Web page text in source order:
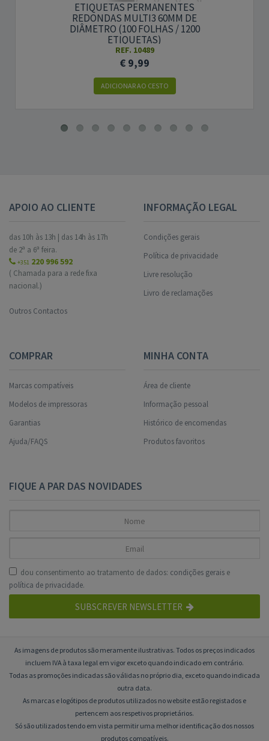
ETIQUETAS PERMANENTES
REDONDAS MULTI3 60MM DE
DIÂMETRO (100 FOLHAS / 1200
ETIQUETAS)
REF. 10489
€ 9,99
ADICIONAR AO CESTO
APOIO AO CLIENTE
das 10h às 13h | das 14h às 17h
de 2ª a 6ª feira.
+351 220 996 592
( Chamada para a rede fixa
nacional.)
Outros Contactos
INFORMAÇÃO LEGAL
Condições gerais
Política de privacidade
Livre resolução
Livro de reclamações
COMPRAR
Marcas compatíveis
Modelos de impressoras
Garantias
Ajuda/FAQS
MINHA CONTA
Área de cliente
Informação pessoal
Histórico de encomendas
Produtos favoritos
FIQUE A PAR DAS NOVIDADES
dou consentimento ao tratamento de dados: condições gerais e
política de privacidade.
SUBSCREVER NEWSLETTER
As imagens de produtos são meramente ilustrativas. Todos os preços indicados
incluem IVA à taxa legal em vigor exceto quando indicado em contrário.
Todas as promoções indicadas são válidas no próprio dia, exceto quando indicada
outra data.
As marcas e logótipos de produtos utilizados no website estão registados e
pertencem aos respetivos proprietários.
Só são utilizados tendo em vista permitir uma melhor identificação dos nossos
produtos compatíveis.